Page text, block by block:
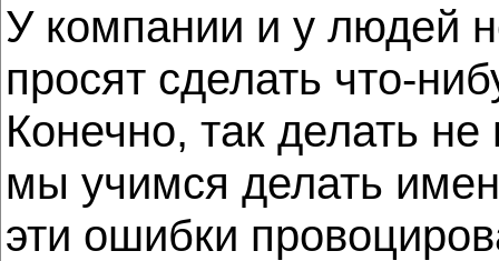
У компании и у людей
просят сделать что-
Конечно, так делать
мы учимся делать
эти ошибки